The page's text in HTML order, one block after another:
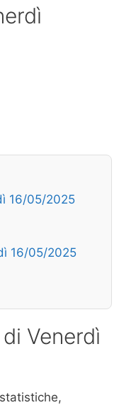
16/05/2025
16/05/2025
Venerdì